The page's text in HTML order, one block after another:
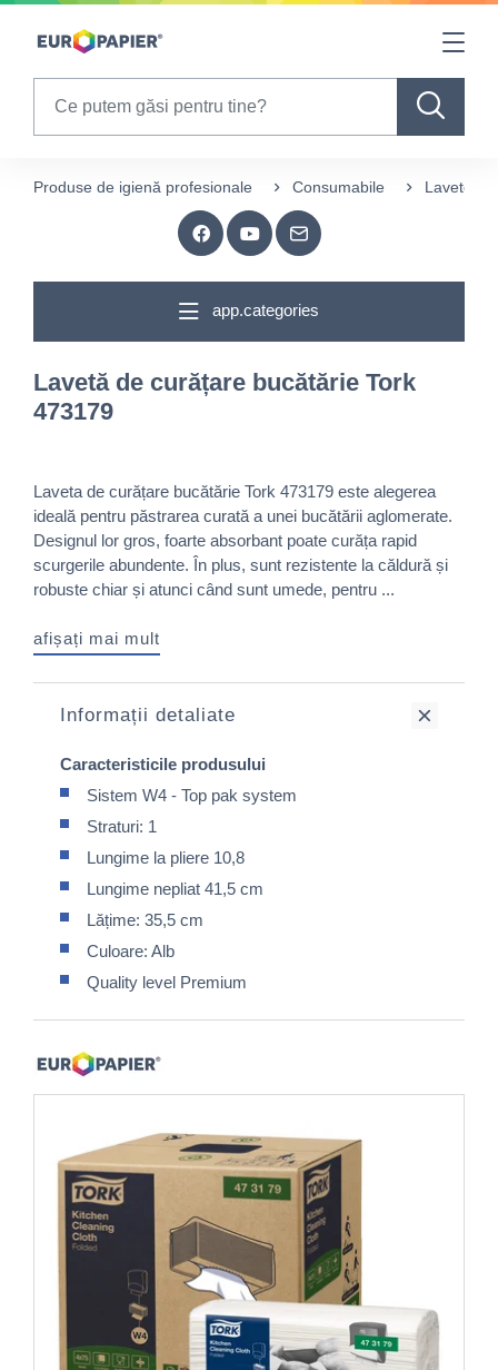
Table Of Content
Produse de igienă profesionale Consumabile Lavete
app.categories
Lavetă de curățare bucătărie Tork
473179
Laveta de curățare bucătărie Tork 473179 este alegerea
ideală pentru păstrarea curată a unei bucătării aglomerate.
Designul lor gros, foarte absorbant poate curăța rapid
scurgerile abundente. În plus, sunt rezistente la căldură și
robuste chiar și atunci când sunt umede, pentru ...
afișați mai mult
Informații detaliate
Caracteristicile produsului
Sistem W4 - Top pak system
Straturi: 1
Lungime la pliere 10,8
Lungime nepliat 41,5 cm
Lățime: 35,5 cm
Culoare: Alb
Quality level Premium